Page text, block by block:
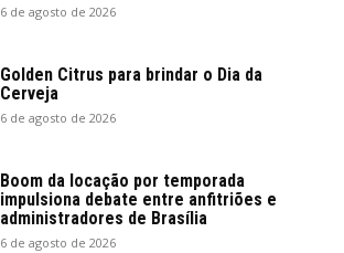
6 de agosto de 2026
Golden Citrus para brindar o Dia da
Cerveja
6 de agosto de 2026
Boom da locação por temporada
impulsiona debate entre anfitriões e
administradores de Brasília
6 de agosto de 2026